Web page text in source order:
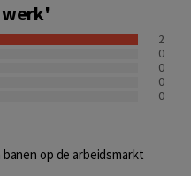
werk'
2
0
0
0
0
op de arbeidsmarkt